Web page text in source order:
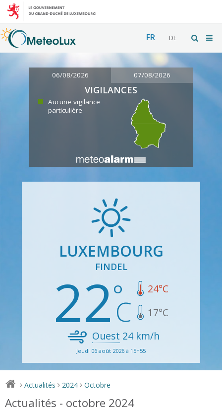
FR DE
06/08/2026 07/08/2026
VIGILANCES
Aucune vigilance
particulière
LUXEMBOURG
FINDEL
22 24°C
17°C
Ouest 24 km/h
Jeudi 06 août 2026 à 15h55
> Actualités > 2024 > Octobre
Actualités - octobre 2024